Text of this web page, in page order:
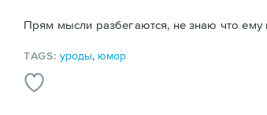
Прям мысли разбегаются, не знаю что ему
TAGS:уроды, юмор